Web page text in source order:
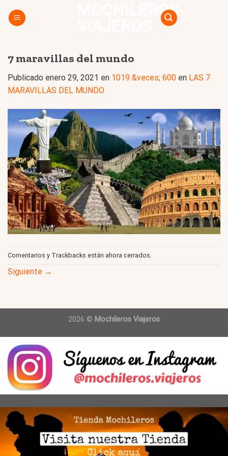
MOCHILEROS
7 maravillas del mundo
Publicado enero 29, 2021 en 1019 &veces; 600 en LAS 7
MARAVILLAS DEL MUNDO
Comentarios y Trackbacks están ahora cerrados.
Siguiente →
2026 © Mochileros Viajeros